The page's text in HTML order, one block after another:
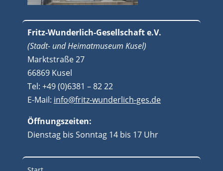
Fritz-Wunderlich-Gesellschaft e.V.
(Stadt- und Heimatmuseum Kusel)
Marktstraße 27
66869 Kusel
Tel: +49 (0)6381 – 82 22
E-Mail: info@fritz-wunderlich-ges.de
Öffnungszeiten:
Dienstag bis Sonntag 14 bis 17 Uhr